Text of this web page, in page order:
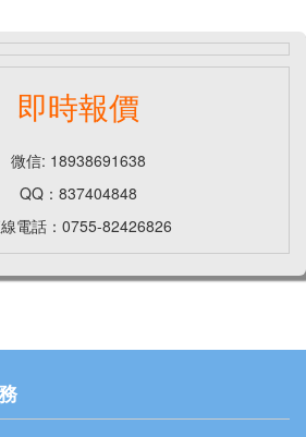
即時報價
微信: 18938691638
QQ：837404848
電話：0755-82426826